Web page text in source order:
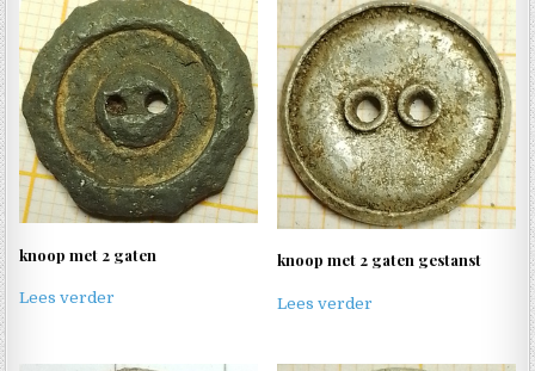
knoop met 2 gaten
Lees verder
knoop met 2 gaten gestanst
Lees verder